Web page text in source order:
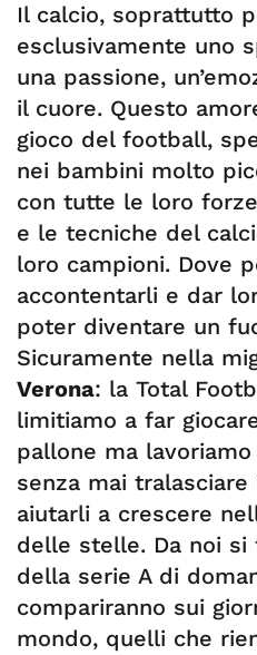
Il calcio, soprattutto
esclusivamente uno
una passione,
il cuore. Questo
gioco del football,
nei bambini molto
con tutte le loro
e le tecniche del
loro campioni. Dove
accontentarli e dar
poter diventare un
Sicuramente nella
Verona: la Total
limitiamo a far
pallone ma
senza mai
aiutarli a crescere
delle stelle. Da noi si
della serie A di
compariranno sui
mondo, quelli che